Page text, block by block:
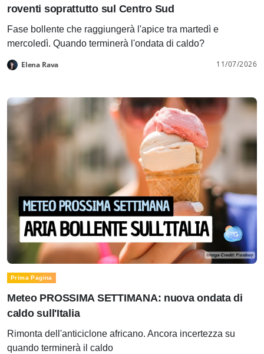
roventi soprattutto sul Centro Sud
Fase bollente che raggiungerà l'apice tra martedì e
mercoledì. Quando terminerà l'ondata di caldo?
Elena Rava 11/07/2026
Prima Pagina
Meteo PROSSIMA SETTIMANA: nuova ondata di
caldo sull'Italia
Rimonta dell'anticiclone africano. Ancora incertezza su
quando terminerà il caldo